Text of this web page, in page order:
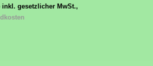
inkl. gesetzlicher MwSt.,